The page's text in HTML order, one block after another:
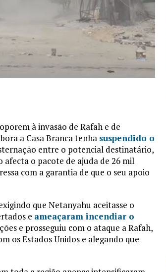
à invasão de Rafah e de
a Casa Branca tenha suspendido o
entre o potencial destinatário,
afecta o pacote de ajuda de 26 mil
com a garantia de que o seu apoio
que Netanyahu aceitasse o
e ameaçaram incendiar o
e prosseguiu com o ataque a Rafah,
os Estados Unidos e alegando que